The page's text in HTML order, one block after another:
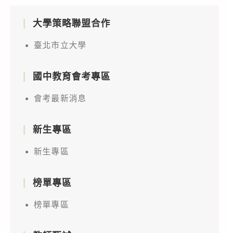
大學策略聯盟合作
臺北市立大學
國中教育會考專區
會考最新消息
新生專區
新生專區
榜單專區
榜單專區